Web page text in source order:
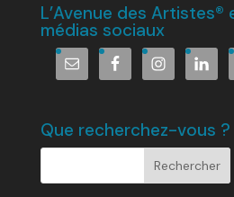
L’Avenue des Artistes®
médias sociaux
Que recherchez-vous ?